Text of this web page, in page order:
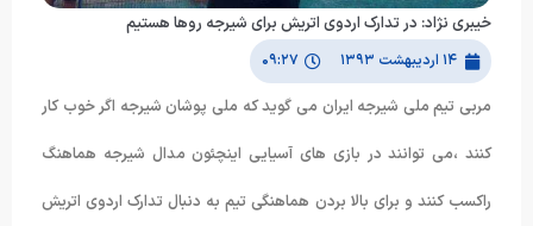
خیبری نژاد: در تدارک اردوی اتریش برای شیرجه روها هستیم
۱۴ اردیبهشت ۱۳۹۳ ۰۹:۲۷
مربی تیم ملی شیرجه ایران می گوید که ملی پوشان شیرجه اگر خوب کار
کنند ،می توانند در بازی های آسیایی اینچئون مدال شیرجه هماهنگ
راکسب کنند و برای بالا بردن هماهنگی تیم به دنبال تدارک اردوی اتریش